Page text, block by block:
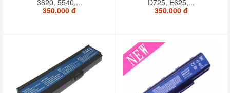
3620, 5540,...
350.000 đ
D725, E625,...
350.000 đ